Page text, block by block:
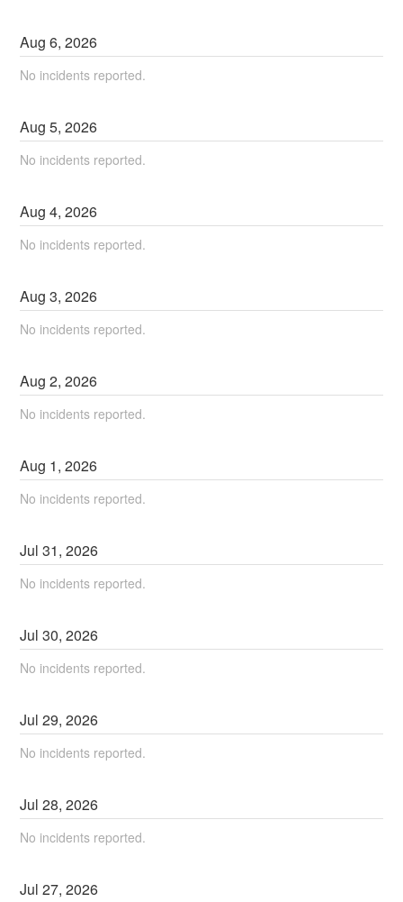
Aug6,2026
No incidents reported.
Aug5,2026
No incidents reported.
Aug4,2026
No incidents reported.
Aug3,2026
No incidents reported.
Aug2,2026
No incidents reported.
Aug 1,2026
No incidents reported.
Jul31,2026
No incidents reported.
Jul30,2026
No incidents reported.
Jul29,2026
No incidents reported.
Jul28,2026
No incidents reported.
Jul27,2026